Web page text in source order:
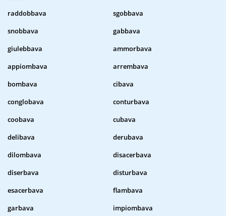
raddobbava
sgobbava
snobbava
gabbava
giulebbava
ammorbava
appiombava
arrembava
bombava
cibava
conglobava
conturbava
coobava
cubava
delibava
derubava
dilombava
disacerbava
diserbava
disturbava
esacerbava
flambava
garbava
impiombava